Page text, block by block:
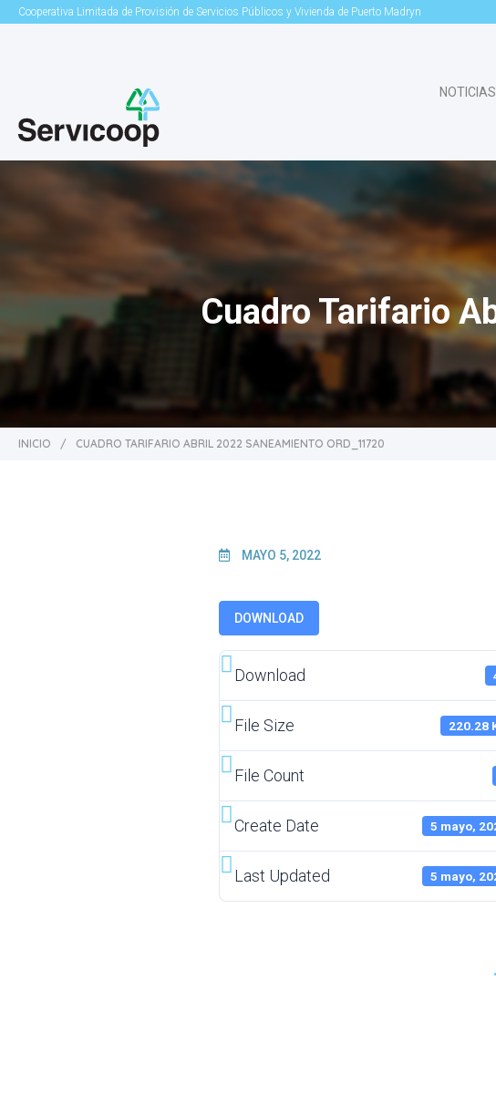
Cooperativa Limitada de Provisión de Servicios Públicos y Vivienda de Puerto Madryn
NOTICIAS
Cuadro Tarifario
INICIO / CUADRO TARIFARIO ABRIL 2022 SANEAMIENTO ORD_11720
MAYO 5, 2022
DOWNLOAD
Download
File Size 220.28
File Count
Create Date 5 mayo,
Last Updated 5 mayo,